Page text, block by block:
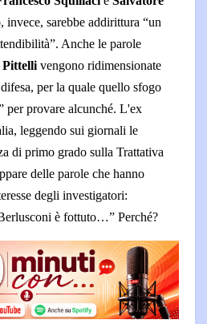
, invece, sarebbe addirittura “un
Anche le parole
Pittelli vengono ridimensionate
per la quale quello sfogo
per provare alcunché. L'ex
leggendo sui giornali le
di primo grado sulla Trattativa
delle parole che hanno
degli investigatori:
è fottuto…” Perché?